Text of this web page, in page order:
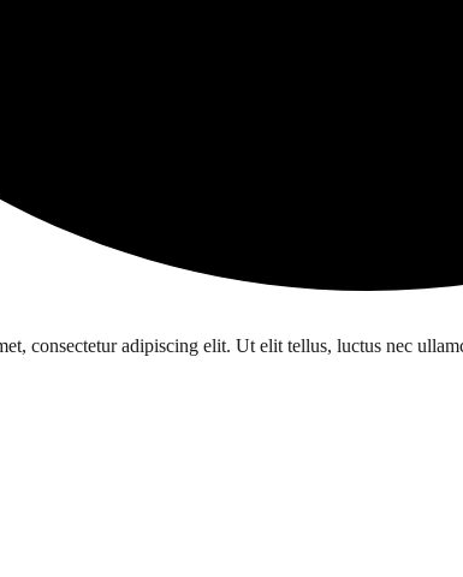
consectetur adipiscing elit. Ut elit tellus, luctus nec